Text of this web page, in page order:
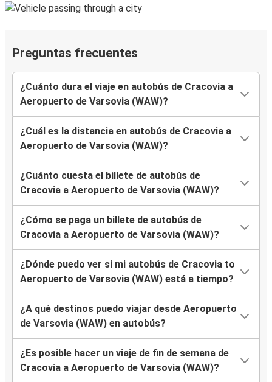
Preguntas frecuentes
¿Cuánto dura el viaje en autobús de Cracovia a
Aeropuerto de Varsovia (WAW)?
¿Cuál es la distancia en autobús de Cracovia a
Aeropuerto de Varsovia (WAW)?
¿Cuánto cuesta el billete de autobús de
Cracovia a Aeropuerto de Varsovia (WAW)?
¿Cómo se paga un billete de autobús de
Cracovia a Aeropuerto de Varsovia (WAW)?
¿Dónde puedo ver si mi autobús de Cracovia to
Aeropuerto de Varsovia (WAW) está a tiempo?
¿A qué destinos puedo viajar desde Aeropuerto
de Varsovia (WAW) en autobús?
¿Es posible hacer un viaje de fin de semana de
Cracovia a Aeropuerto de Varsovia (WAW)?